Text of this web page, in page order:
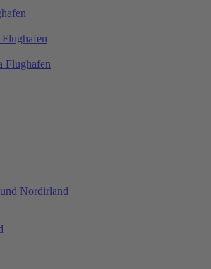
Flughafen
Nordirland